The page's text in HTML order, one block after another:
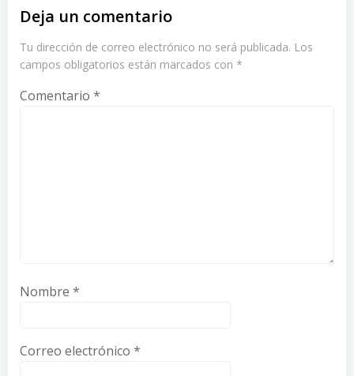
Deja un comentario
Tu dirección de correo electrónico no será publicada. Los
campos obligatorios están marcados con *
Comentario *
Nombre *
Correo electrónico *